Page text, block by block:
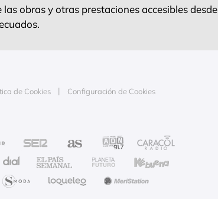
obras y otras prestaciones accesibles desde
de Cookies Configuración de Cookies